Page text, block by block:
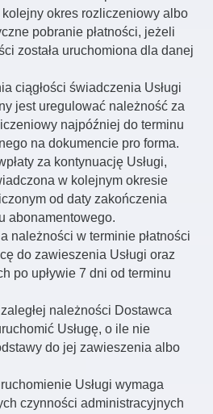
okres rozliczeniowy albo
pobranie płatności, jeżeli
została uruchomiona dla danej
ciągłości świadczenia Usługi
jest uregulować należność za
najpóźniej do terminu
na dokumencie pro forma.
za kontynuację Usługi,
w kolejnym okresie
od daty zakończenia
abonamentowego.
należności w terminie płatności
do zawieszenia Usługi oraz
po upływie 7 dni od terminu
należności Dostawca
Usługę, o ile nie
do jej zawieszenia albo
Usługi wymaga
czynności administracyjnych